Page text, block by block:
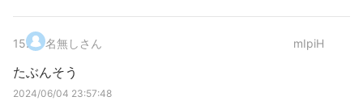
15. 名無しさん mIpiH
たぶんそう
2024/06/04 23:57:48